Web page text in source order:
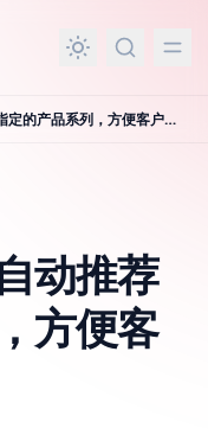
购物车为空时，自动推荐指定的产品系列，方便客户选购
列，方便客户选购
动推荐
方便客